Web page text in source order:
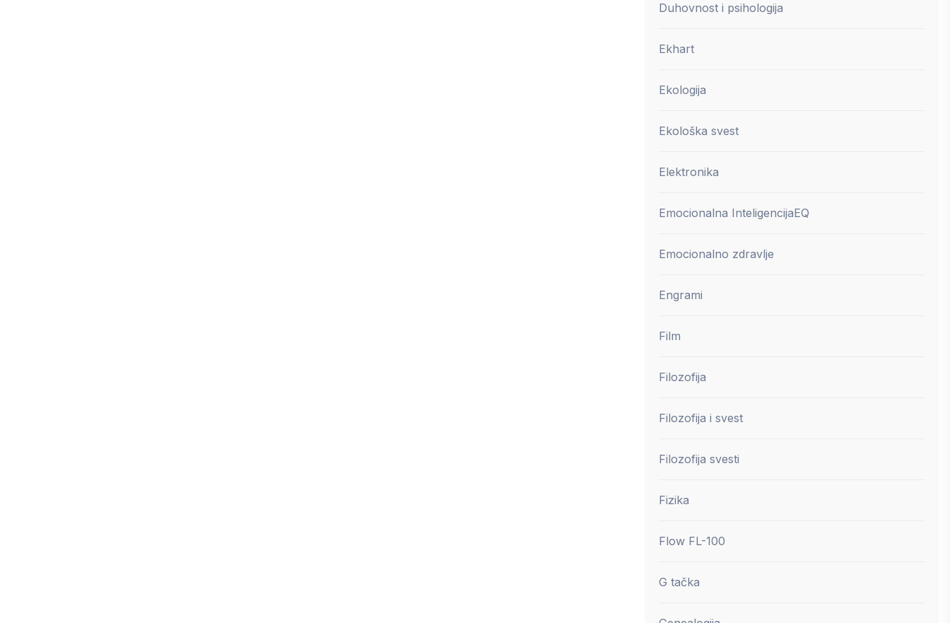
Duhovnost i psihologija
Ekhart
Ekologija
Ekološka svest
Elektronika
Emocionalna InteligencijaEQ
Emocionalno zdravlje
Engrami
Film
Filozofija
Filozofija i svest
Filozofija svesti
Fizika
Flow FL-100
G tačka